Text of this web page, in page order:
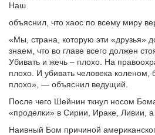
Наш
объяснил, что хаос по всему миру
«Мы, страна, которую эти «друзья»
знаем, что во главе всего должен
Убивать и жечь – плохо. На
плохо. И убивать человека коленом,
плохо», — объяснил ведущий.
После чего Шейнин ткнул носом
«проделки» в Сирии, Ираке, Ливии, а
Наивный Бом причиной